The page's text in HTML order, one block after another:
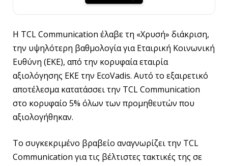
Η TCL Communication έλαβε τη «Χρυσή» διάκριση,
την υψηλότερη βαθμολογία για Εταιρική Κοινωνική
Ευθύνη (ΕΚΕ), από την κορυφαία εταιρία
αξιολόγησης ΕΚΕ την EcoVadis. Αυτό το εξαιρετικό
αποτέλεσμα κατατάσσει την TCL Communication
στο κορυφαίο 5% όλων των προμηθευτών που
αξιολογήθηκαν.
Το συγκεκριμένο βραβείο αναγνωρίζει την TCL
Communication για τις βέλτιστες τακτικές της σε